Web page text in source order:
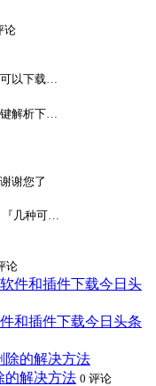
论
以下载…
解析下…
谢您了
几种可…
论
和插件下载今日头条
的解决方法 0 评论